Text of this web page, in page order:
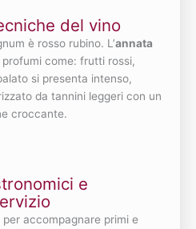
del vino
è rosso rubino. L’annata
come: frutti rossi,
si presenta intenso,
da tannini leggeri con un
croccante.
e
accompagnare primi e